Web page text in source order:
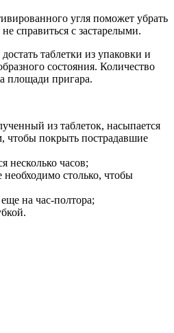
угля поможет убрать
справиться с застарелыми.
таблетки из упаковки и
состояния. Количество
площади пригара.
из таблеток, насыпается
чтобы покрыть пострадавшие
несколько часов;
необходимо столько, чтобы
на час-полтора;